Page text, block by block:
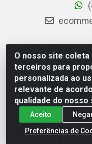
O nosso site
terceiros para
personalizada ao
relevante de
qualidade do nosso
Aceito
Preferências de
Atacamax Importadora
101 - SUL, KM 79,60
Guararapes - PE,